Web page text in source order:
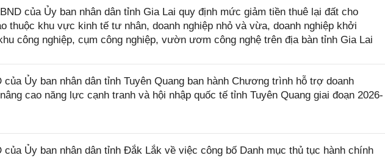
của Ủy ban nhân dân tỉnh Gia Lai quy định mức giảm tiền thuê lại đất cho
thuộc khu vực kinh tế tư nhân, doanh nghiệp nhỏ và vừa, doanh nghiệp khởi
công nghiệp, cụm công nghiệp, vườn ươm công nghệ trên địa bàn tỉnh Gia Lai
Ủy ban nhân dân tỉnh Tuyên Quang ban hành Chương trình hỗ trợ doanh
cao năng lực cạnh tranh và hội nhập quốc tế tỉnh Tuyên Quang giai đoạn 2026-
Ủy ban nhân dân tỉnh Đắk Lắk về việc công bố Danh mục thủ tục hành chính